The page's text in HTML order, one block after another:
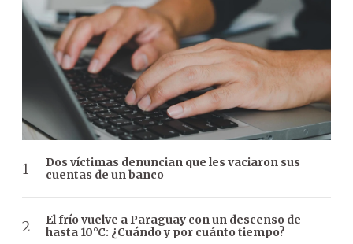
Dos víctimas denuncian que les vaciaron sus
cuentas de un banco
El frío vuelve a Paraguay con un descenso de
hasta 10°C: ¿Cuándo y por cuánto tiempo?